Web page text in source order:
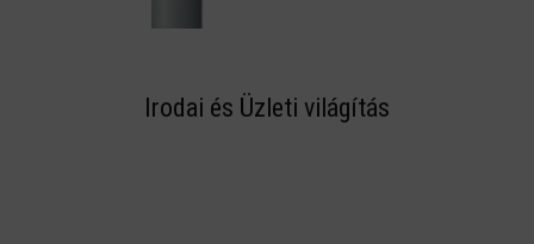
Irodai és Üzleti világítás